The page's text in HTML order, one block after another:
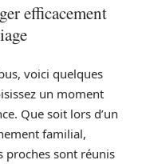
efficacement
voici quelques
un moment
Que soit lors d’un
familial,
proches sont réunis